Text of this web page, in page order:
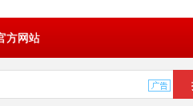
方网站